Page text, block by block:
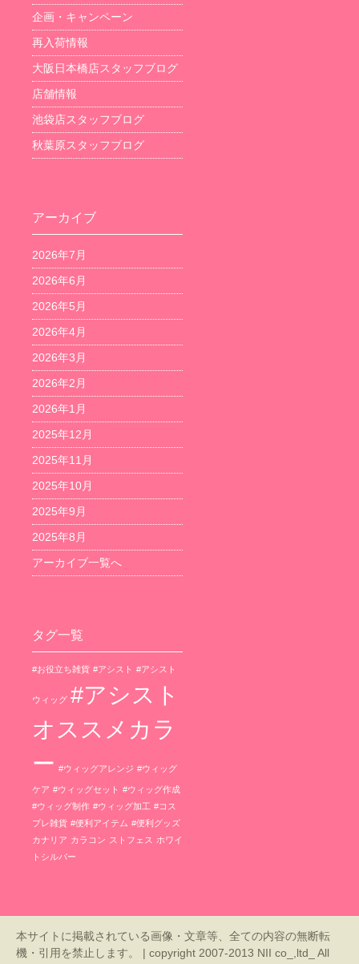
企画・キャンペーン
再入荷情報
大阪日本橋店スタッフブログ
店舗情報
池袋店スタッフブログ
秋葉原スタッフブログ
アーカイブ
2026年7月
2026年6月
2026年5月
2026年4月
2026年3月
2026年2月
2026年1月
2025年12月
2025年11月
2025年10月
2025年9月
2025年8月
アーカイブ一覧へ
タグ一覧
#お役立ち雑貨 #アシスト #アシスト
ウィッグ #アシスト
オススメカラ
ー #ウィッグアレンジ #ウィッグ
ケア #ウィッグセット #ウィッグ作成
#ウィッグ制作 #ウィッグ加工 #コス
プレ雑貨 #便利アイテム #便利グッズ
カナリア カラコン ストフェス ホワイ
トシルバー
本サイトに掲載されている画像・文章等、全ての内容の無断転
機・引用を禁止します。 | copyright 2007-2013 NII co_,ltd_ All